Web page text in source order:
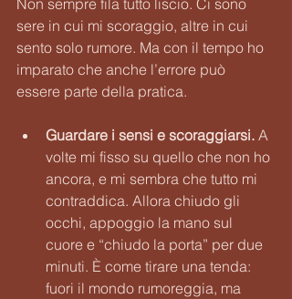
sere in cui mi scoraggio, altre in cui
sento solo rumore. Ma con il tempo ho
imparato che anche l’errore può
essere parte della pratica.
Guardare i sensi e scoraggiarsi. A
volte mi fisso su quello che non ho
ancora, e mi sembra che tutto mi
contraddica. Allora chiudo gli
occhi, appoggio la mano sul
cuore e “chiudo la porta” per due
minuti. È come tirare una tenda:
fuori il mondo rumoreggia, ma